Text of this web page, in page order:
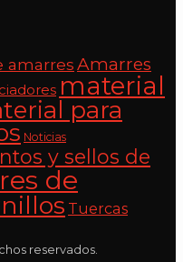
amarresAmarres
material
para
Noticias
y sellos de
de
Tuercas
reservados.